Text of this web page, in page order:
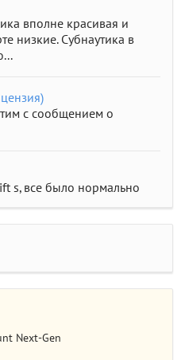
вполне красивая и
низкие. Субнаутика в
с сообщением о
s, все было нормально
Next-Gen